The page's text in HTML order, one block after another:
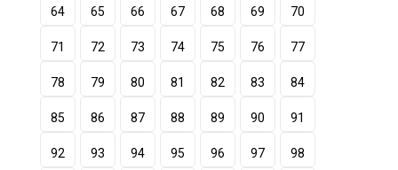
64 65 66 67 68 69 70
71 72 73 74 75 76 77
78 79 80 81 82 83 84
85 86 87 88 89 90 91
92 93 94 95 96 97 98